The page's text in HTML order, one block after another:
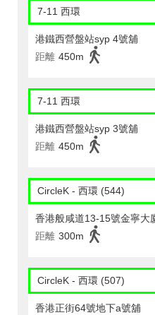
7-11 西環
港鐵西營盤站syp 4號舖
距離 450m
7-11 西環
港鐵西營盤站syp 3號舖
距離 450m
CircleK - 西環 (544)
香港般咸道13-15號金寧大
距離 300m
CircleK - 西環 (507)
香港正街64號地下a號舖